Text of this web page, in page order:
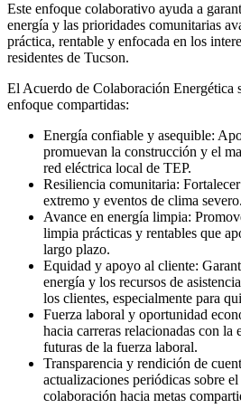
Este enfoque colaborativo ayuda a
energía y las prioridades comunitarias
práctica, rentable y enfocada en los
residentes de Tucson.
El Acuerdo de Colaboración Energética
enfoque compartidas:
Energía confiable y asequible:
promuevan la construcción y el
red eléctrica local de TEP.
Resiliencia comunitaria:
extremo y eventos de clima severo.
Avance en energía limpia:
limpia prácticas y rentables que
largo plazo.
Equidad y apoyo al cliente:
energía y los recursos de
los clientes, especialmente para
Fuerza laboral y oportunidad
hacia carreras relacionadas con la
futuras de la fuerza laboral.
Transparencia y rendición de
actualizaciones periódicas sobre
colaboración hacia metas